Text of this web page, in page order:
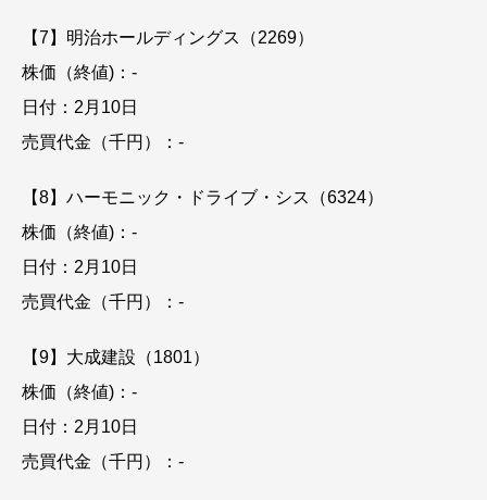
【7】明治ホールディングス（2269）
株価（終値)：-
日付：2月10日
売買代金（千円）：-
【8】ハーモニック・ドライブ・シス（6324）
株価（終値)：-
日付：2月10日
売買代金（千円）：-
【9】大成建設（1801）
株価（終値)：-
日付：2月10日
売買代金（千円）：-